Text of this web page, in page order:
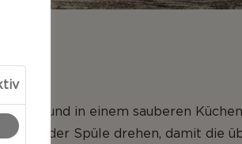
und in einem sauberen
über der Spüle drehen, damit die